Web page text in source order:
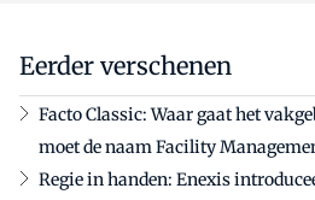
Eerder verschenen
Facto Classic: Waar gaat het
moet de naam Facility
Regie in handen: Enexis